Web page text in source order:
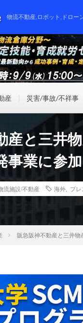
物流不動産,ロボット,ドロー
産 災害/事故/不祥事
産と三井
事業に参加
流施設/不動産 海外 プレ
阪急阪神不動産と三井物